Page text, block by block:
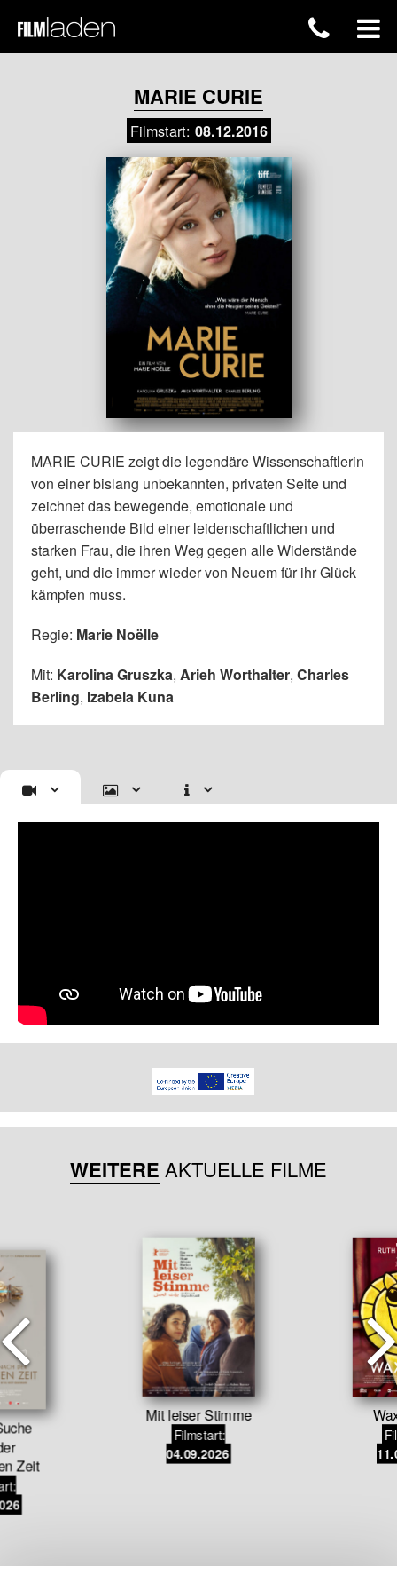
MARIE CURIE
Filmstart: 08.12.2016
MARIE CURIE zeigt die legendäre Wissenschaftlerin
von einer bislang unbekannten, privaten Seite und
zeichnet das bewegende, emotionale und
überraschende Bild einer leidenschaftlichen und
starken Frau, die ihren Weg gegen alle Widerstände
geht, und die immer wieder von Neuem für ihr Glück
kämpfen muss.
Regie: Marie Noëlle
Mit: Karolina Gruszka, Arieh Worthalter, Charles
Berling, Izabela Kuna
WEITERE AKTUELLE FILME
Zeit
Mit leiser Stimme
Filmstart:
04.09.2026